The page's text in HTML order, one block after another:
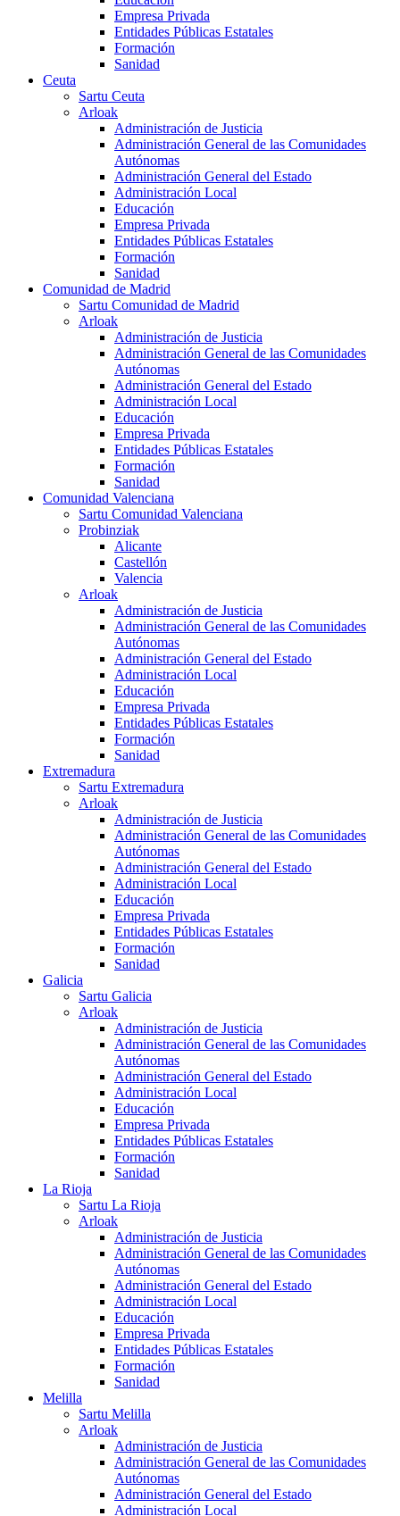
Empresa Privada
Entidades Públicas Estatales
Formación
Sanidad
Ceuta
Sartu Ceuta
Arloak
Administración de Justicia
Administración General de las Comunidades
Autónomas
Administración General del Estado
Administración Local
Educación
Empresa Privada
Entidades Públicas Estatales
Formación
Sanidad
Comunidad de Madrid
Sartu Comunidad de Madrid
Arloak
Administración de Justicia
Administración General de las Comunidades
Autónomas
Administración General del Estado
Administración Local
Educación
Empresa Privada
Entidades Públicas Estatales
Formación
Sanidad
Comunidad Valenciana
Sartu Comunidad Valenciana
Probinziak
Alicante
Castellón
Valencia
Arloak
Administración de Justicia
Administración General de las Comunidades
Autónomas
Administración General del Estado
Administración Local
Educación
Empresa Privada
Entidades Públicas Estatales
Formación
Sanidad
Extremadura
Sartu Extremadura
Arloak
Administración de Justicia
Administración General de las Comunidades
Autónomas
Administración General del Estado
Administración Local
Educación
Empresa Privada
Entidades Públicas Estatales
Formación
Sanidad
Galicia
Sartu Galicia
Arloak
Administración de Justicia
Administración General de las Comunidades
Autónomas
Administración General del Estado
Administración Local
Educación
Empresa Privada
Entidades Públicas Estatales
Formación
Sanidad
La Rioja
Sartu La Rioja
Arloak
Administración de Justicia
Administración General de las Comunidades
Autónomas
Administración General del Estado
Administración Local
Educación
Empresa Privada
Entidades Públicas Estatales
Formación
Sanidad
Melilla
Sartu Melilla
Arloak
Administración de Justicia
Administración General de las Comunidades
Autónomas
Administración General del Estado
Administración Local